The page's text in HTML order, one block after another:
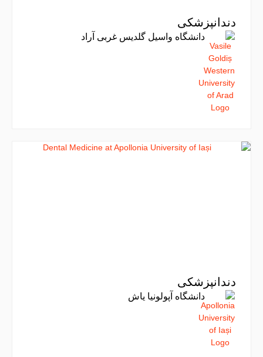
دندانپزشکی
دانشگاه واسیل گلدیس غربی آراد
دندانپزشکی
دانشگاه آپولونیا یاش